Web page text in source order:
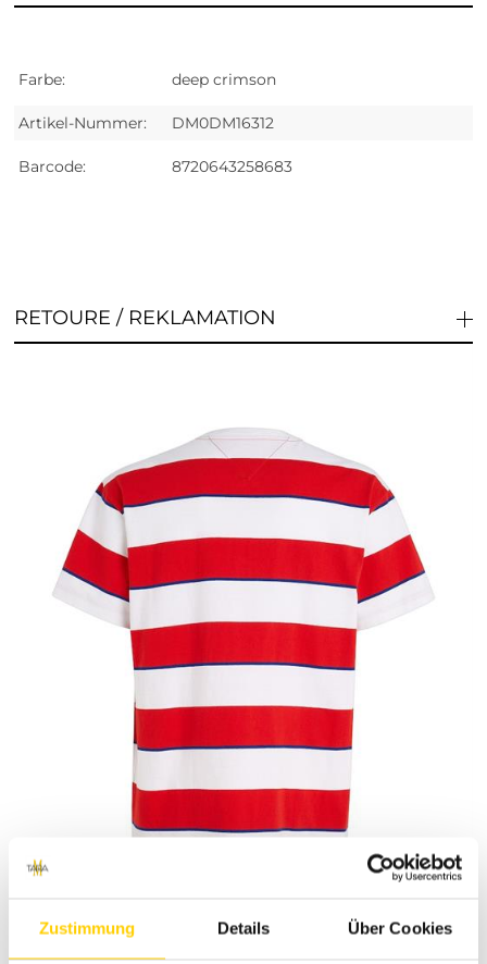
Zustimmung Details Über Cookies
Farbe: deep crimson
Artikel-Nummer: DM0DM16312
Barcode: 8720643258683
RETOURE / REKLAMATION